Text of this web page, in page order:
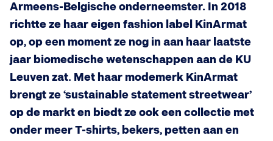
Armeens-Belgische onderneemster. In 2018
richtte ze haar eigen fashion label KinArmat
op, op een moment ze nog in aan haar laatste
jaar biomedische wetenschappen aan de KU
Leuven zat. Met haar modemerk KinArmat
brengt ze ‘sustainable statement streetwear’
op de markt en biedt ze ook een collectie met
onder meer T-shirts, bekers, petten aan en